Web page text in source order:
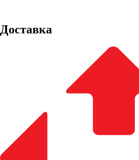
Доставка